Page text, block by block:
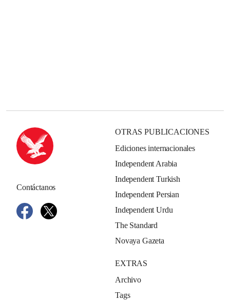
Contáctanos
OTRAS PUBLICACIONES
Ediciones internacionales
Independent Arabia
Independent Turkish
Independent Persian
Independent Urdu
The Standard
Novaya Gazeta
EXTRAS
Archivo
Tags